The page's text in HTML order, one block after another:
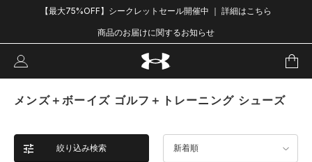
【最大75%OFF】シークレットセール開催中 ｜ 詳細はこちら
商品のお届けに関するお知らせ
メンズ＋ボーイズ ゴルフ＋トレーニング シューズ
絞り込み検索 新着順